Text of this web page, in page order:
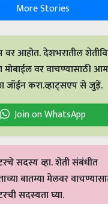
More Stories
वर आहोत. देशभरातील
मोबाईल वर वाचण्यासाठी
जॉईन करा.व्हाट्सएप से जुड़ें.
Join on WhatsApp
सदस्य व्हा. शेती संबंधीत
बातम्या मेलवर
सदस्यता घ्या.